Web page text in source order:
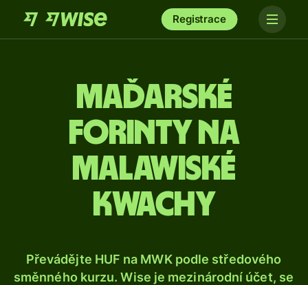
Registrace
Maďarské
forinty na
malawiské
kwachy
Převádějte HUF na MWK podle středového
směnného kurzu. Wise je mezinárodní účet, se